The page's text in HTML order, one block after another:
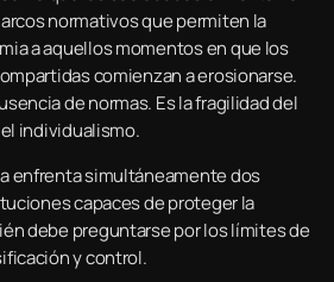
normativos que permiten la
a aquellos momentos en que los
comienzan a erosionarse.
de normas. Es la fragilidad del
individualismo.
enfrenta simultáneamente dos
capaces de proteger la
debe preguntarse por los límites de
y control.